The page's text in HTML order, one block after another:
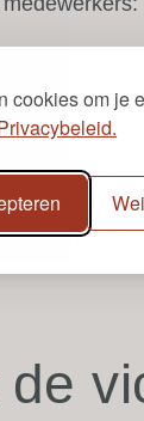
cookies om je
herkennen
de juiste
de dag te
en ze te